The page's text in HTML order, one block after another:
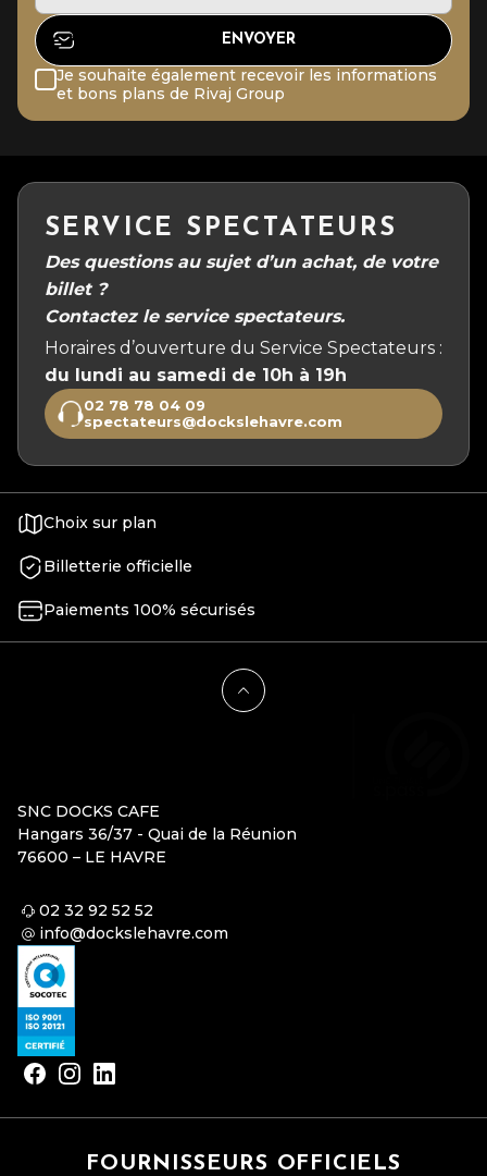
Je souhaite également recevoir les informations
et bons plans de Rivaj Group
SERVICE SPECTATEURS
Des questions au sujet d’un achat, de votre
billet ?
Contactez le service spectateurs.
Horaires d’ouverture du Service Spectateurs :
du lundi au samedi de 10h à 19h
02 78 78 04 09
spectateurs@dockslehavre.com
Choix sur plan
Billetterie officielle
Paiements 100% sécurisés
SNC DOCKS CAFE
Hangars 36/37 - Quai de la Réunion
76600 – LE HAVRE
02 32 92 52 52
info@dockslehavre.com
FOURNISSEURS OFFICIELS